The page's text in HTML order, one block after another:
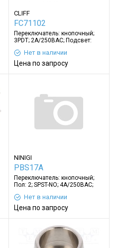
CLIFF
FC71102
Переключатель: кнопочный;
3PDT; 2A/250ВAC; Подсвет:
Нет в наличии
Цена по запросу
NINIGI
PBS17A
Переключатель: кнопочный;
Пол: 2; SPST-NO; 4A/250ВAC;
Нет в наличии
Цена по запросу